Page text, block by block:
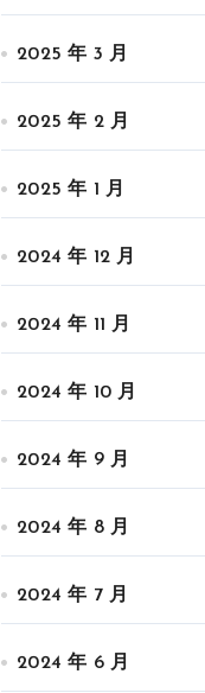
2025 年 3 月
2025 年 2 月
2025 年 1 月
2024 年 12 月
2024 年 11 月
2024 年 10 月
2024 年 9 月
2024 年 8 月
2024 年 7 月
2024 年 6 月